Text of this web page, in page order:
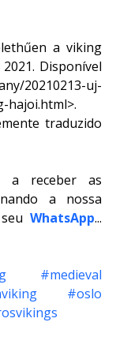
a viking
Disponível
20210213-uj-
hajoi.html>.
traduzido
a receber as
a nossa
WhatsApp...
#medieval
#oslo